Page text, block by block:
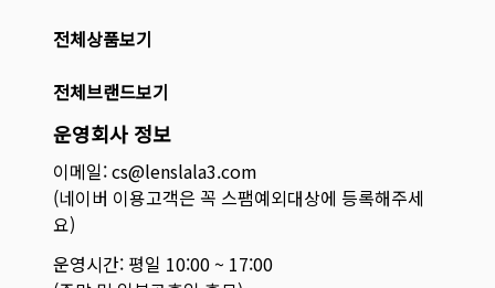
전체상품보기
전체브랜드보기
운영회사 정보
이메일: cs@lenslala3.com
(네이버 이용고객은 꼭 스팸예외대상에 등록해주세
요)
운영시간: 평일 10:00 ~ 17:00